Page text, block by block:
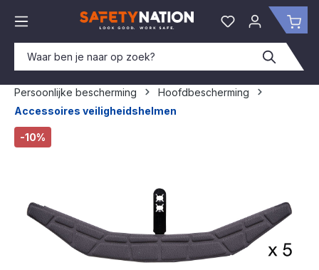
Je hebt 0 items
Persoonlijke bescherming
Hoofdbescherming
Accessoires veiligheidshelmen
Afbeeldingengalerij overslaan
-10%